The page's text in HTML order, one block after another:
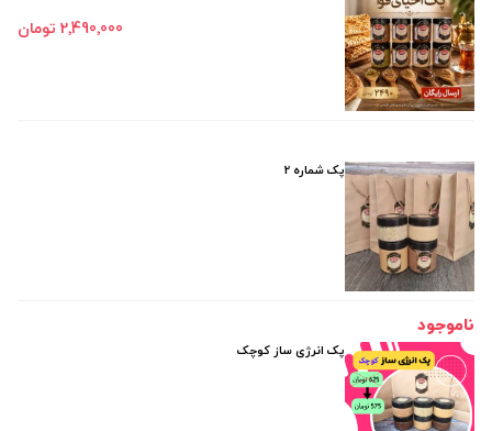
2٬490٬000 تومان
پک شماره 2
ناموجود
پک انرژی ساز کوچک